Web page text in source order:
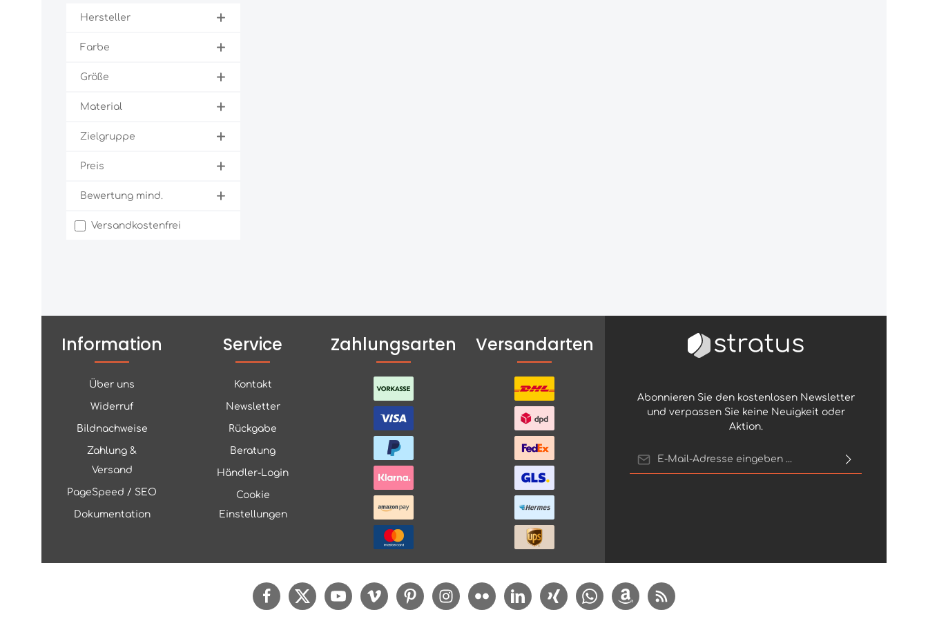
Hersteller
Farbe
Größe
Material
Zielgruppe
Preis
Bewertung mind.
Filter hinzufügen: Versandkostenfrei
Versandkostenfrei
Abonnieren Sie den kostenlosen Newsletter
und verpassen Sie keine Neuigkeit oder
Aktion.
Information
Über uns
Widerruf
Bildnachweise
Zahlung &
Versand
PageSpeed / SEO
Dokumentation
Service
Kontakt
Newsletter
Rückgabe
Beratung
Händler-Login
Cookie
Einstellungen
Zahlungsarten Versandarten